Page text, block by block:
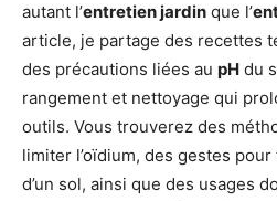
autant l’entretien jardin que l’
article, je partage des recettes
des précautions liées au pH du
rangement et nettoyage qui
outils. Vous trouverez des
limiter l’oïdium, des gestes
d’un sol, ainsi que des usages